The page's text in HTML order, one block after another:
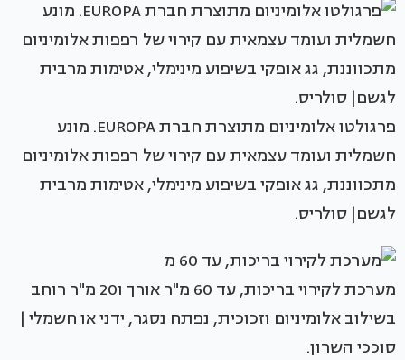
פרגולטו אלומיניום מתוצרת חברת EUROPA. מונע
חשמלית ועומד עצמאית עם קירוי של רפפות אלומיניום
מתכווננת, גג אופקי בשיפוע מינימלי, אטימות מרבית
לגשם| סולריס.
מערכת לקירוי בריכות, עד 60 מ"ר אורך ו20 מ"ר רוחב
בשילוב אלומיניום וזכוכית, נפתח נסגר, ידני או חשמלי |
סוככי השרון.